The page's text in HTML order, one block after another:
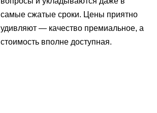
самые сжатые сроки. Цены приятно
удивляют — качество премиальное, а
стоимость вполне доступная.